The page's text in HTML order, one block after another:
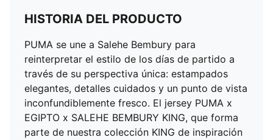
HISTORIA DEL PRODUCTO
PUMA se une a Salehe Bembury para
reinterpretar el estilo de los días de partido a
través de su perspectiva única: estampados
elegantes, detalles cuidados y un punto de vista
inconfundiblemente fresco. El jersey PUMA x
EGIPTO x SALEHE BEMBURY KING, que forma
parte de nuestra colección KING de inspiración